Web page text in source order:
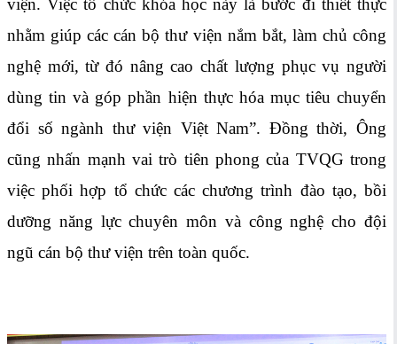
viện. Việc tổ chức khóa học này là bước đi thiết thực
nhằm giúp các cán bộ thư viện nắm bắt, làm chủ công
nghệ mới, từ đó nâng cao chất lượng phục vụ người
dùng tin và góp phần hiện thực hóa mục tiêu chuyển
đổi số ngành thư viện Việt Nam”. Đồng thời, Ông
cũng nhấn mạnh vai trò tiên phong của TVQG trong
việc phối hợp tổ chức các chương trình đào tạo, bồi
dưỡng năng lực chuyên môn và công nghệ cho đội
ngũ cán bộ thư viện trên toàn quốc.